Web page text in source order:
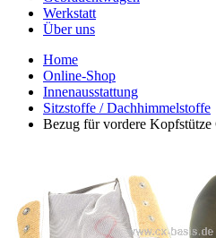
Werkstatt
Über uns
Home
Online-Shop
Innenausstattung
Sitzstoffe / Dachhimmelstoffe
Bezug für vordere